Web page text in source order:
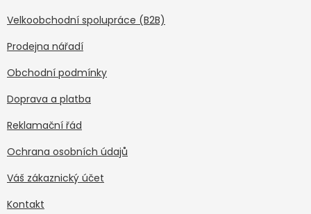
Velkoobchodní spolupráce (B2B)
Prodejna nářadí
Obchodní podmínky
Doprava a platba
Reklamační řád
Ochrana osobních údajů
Váš zákaznický účet
Kontakt